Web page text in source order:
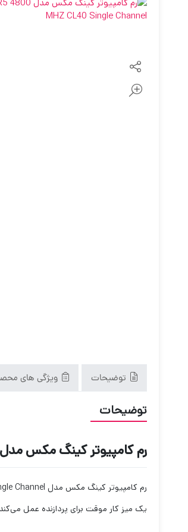
توضیحات ویژگی های
توضیحات
رم کامپیوتر کینگ مکس مدل KINGMAX 16GB DDR5 4800 MHZ CL40 Single Channel
یک میز کار موقت برای پردازنده عمل